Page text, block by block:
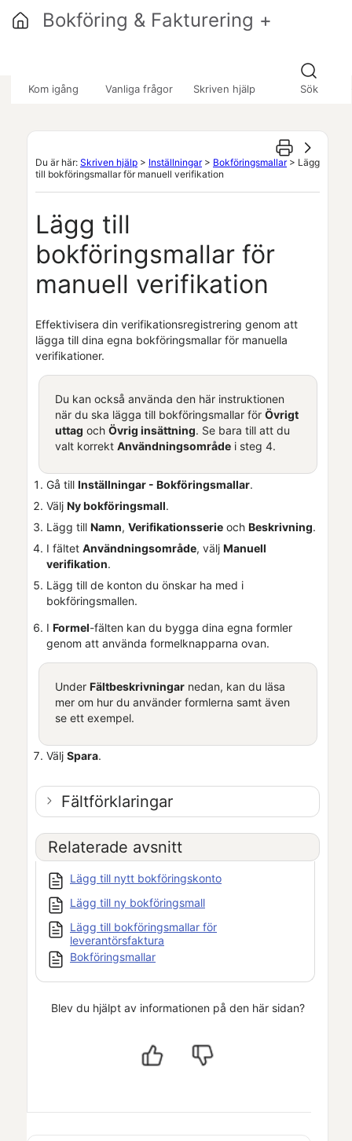
Kom igång Vanliga frågor Skriven hjälp Sök
Bokföring & Fakturering +
Du är här: Skriven hjälp > Inställningar> Bokföringsmallar> Lägg
till bokföringsmallar för manuell verifikation
Lägg till
bokföringsmallar för
manuell verifikation
Effektivisera din verifikationsregistrering genom att
lägga till dina egna bokföringsmallar för manuella
verifikationer.
Du kan också använda den här instruktionen
när du ska lägga till bokföringsmallar för Övrigt
uttag och Övrig insättning. Se bara till att du
valt korrekt Användningsområdei steg 4.
Gå till Inställningar - Bokföringsmallar.
Välj Ny bokföringsmall.
Lägg till Namn, Verifikationsserie och Beskrivning.
I fältet Användningsområde, välj Manuell
verifikation.
Lägg till de konton du önskar ha med i
bokföringsmallen.
I Formel-fälten kan du bygga dina egna formler
genom att använda formelknapparna ovan.
Under Fältbeskrivningarnedan, kan du läsa
mer om hur du använder formlerna samt även
se ett exempel.
Välj Spara.
Fältförklaringar
Relaterade avsnitt
Lägg till nytt bokföringskonto
Lägg till ny bokföringsmall
Lägg till bokföringsmallar för
leverantörsfaktura
Bokföringsmallar
Blev du hjälpt av informationen på den här sidan?